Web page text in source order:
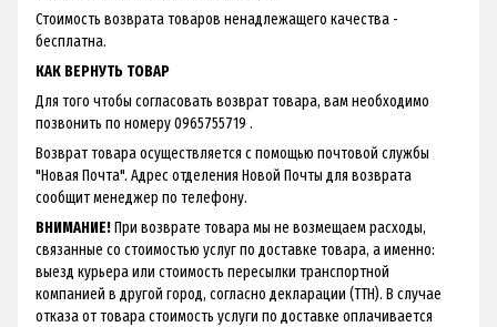
Стоимость возврата товаров ненадлежащего качества -
бесплатна.
КАК ВЕРНУТЬ ТОВАР
Для того чтобы согласовать возврат товара, вам необходимо
позвонить по номеру 0965755719 .
Возврат товара осуществляется с помощью почтовой службы
"Новая Почта". Адрес отделения Новой Почты для возврата
сообщит менеджер по телефону.
ВНИМАНИЕ!При возврате товара мы не возмещаем расходы,
связанные со стоимостью услуг по доставке товара, а именно:
выезд курьера или стоимость пересылки транспортной
компанией в другой город, согласно декларации (ТТН). В случае
отказа от товара стоимость услуги по доставке оплачивается